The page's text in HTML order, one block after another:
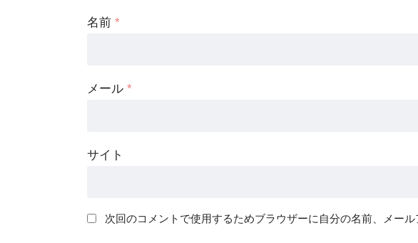
名前 *
メール *
サイト
次回のコメントで使用するためブラウザーに自分の名前、メール